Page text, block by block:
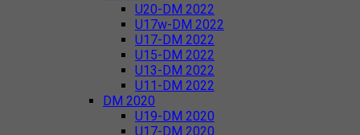
U20-DM 2022
U17w-DM 2022
U17-DM 2022
U15-DM 2022
U13-DM 2022
U11-DM 2022
DM 2020
U19-DM 2020
U17-DM 2020